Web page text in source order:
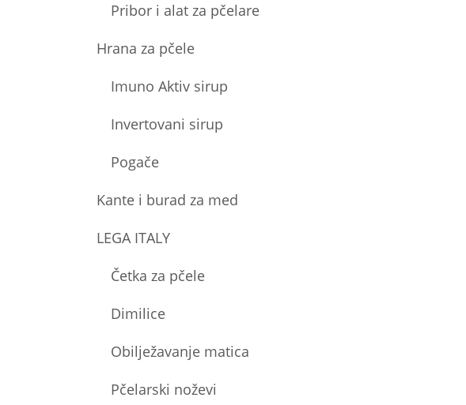
Pribor i alat za pčelare
Hrana za pčele
Imuno Aktiv sirup
Invertovani sirup
Pogače
Kante i burad za med
LEGA ITALY
Četka za pčele
Dimilice
Obilježavanje matica
Pčelarski noževi